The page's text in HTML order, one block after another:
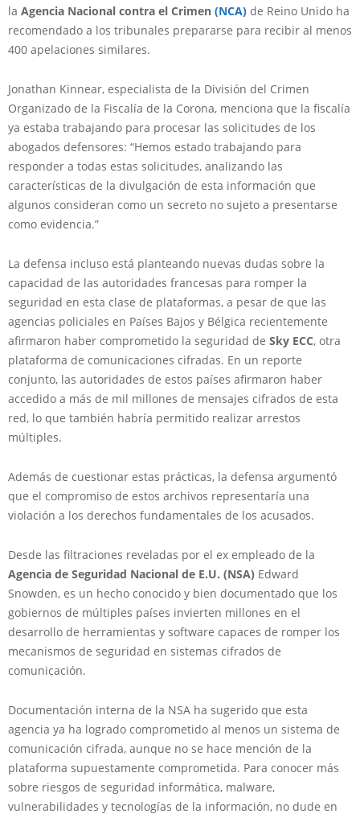
la Agencia Nacional contra el Crimen (NCA) de Reino Unido ha
recomendado a los tribunales prepararse para recibir al menos
400 apelaciones similares.
Jonathan Kinnear, especialista de la División del Crimen
Organizado de la Fiscalía de la Corona, menciona que la fiscalía
ya estaba trabajando para procesar las solicitudes de los
abogados defensores: “Hemos estado trabajando para
responder a todas estas solicitudes, analizando las
características de la divulgación de esta información que
algunos consideran como un secreto no sujeto a presentarse
como evidencia.”
La defensa incluso está planteando nuevas dudas sobre la
capacidad de las autoridades francesas para romper la
seguridad en esta clase de plataformas, a pesar de que las
agencias policiales en Países Bajos y Bélgica recientemente
afirmaron haber comprometido la seguridad de Sky ECC, otra
plataforma de comunicaciones cifradas. En un reporte
conjunto, las autoridades de estos países afirmaron haber
accedido a más de mil millones de mensajes cifrados de esta
red, lo que también habría permitido realizar arrestos
múltiples.
Además de cuestionar estas prácticas, la defensa argumentó
que el compromiso de estos archivos representaría una
violación a los derechos fundamentales de los acusados.
Desde las filtraciones reveladas por el ex empleado de la
Agencia de Seguridad Nacional de E.U. (NSA) Edward
Snowden, es un hecho conocido y bien documentado que los
gobiernos de múltiples países invierten millones en el
desarrollo de herramientas y software capaces de romper los
mecanismos de seguridad en sistemas cifrados de
comunicación.
Documentación interna de la NSA ha sugerido que esta
agencia ya ha logrado comprometido al menos un sistema de
comunicación cifrada, aunque no se hace mención de la
plataforma supuestamente comprometida. Para conocer más
sobre riesgos de seguridad informática, malware,
vulnerabilidades y tecnologías de la información, no dude en